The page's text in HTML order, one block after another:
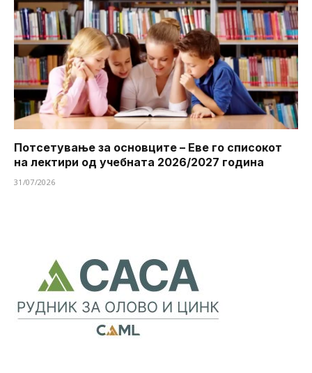
Потсетување за основците – Еве го списокот
на лектири од учебната 2026/2027 година
31/07/2026